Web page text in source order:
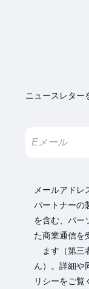
ニュースレター
メールアド
パートナーの
を含む、パー
た商業通信を
ます（第三
ん）。詳細や
リシーをご覧